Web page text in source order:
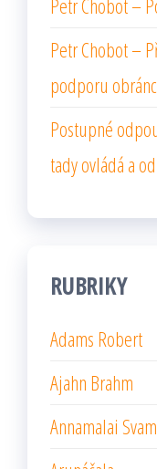
Petr Chobot –
Petr Chobot –
podporu
Postupné
tady ovládá a
RUBRIKY
Adams Robert
Ajahn Brahm
Annamalai